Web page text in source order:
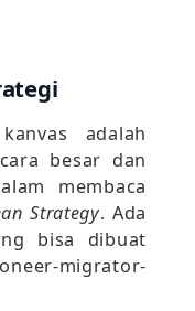
adalah
besar dan
membaca
Strategy. Ada
bisa dibuat
migrator-